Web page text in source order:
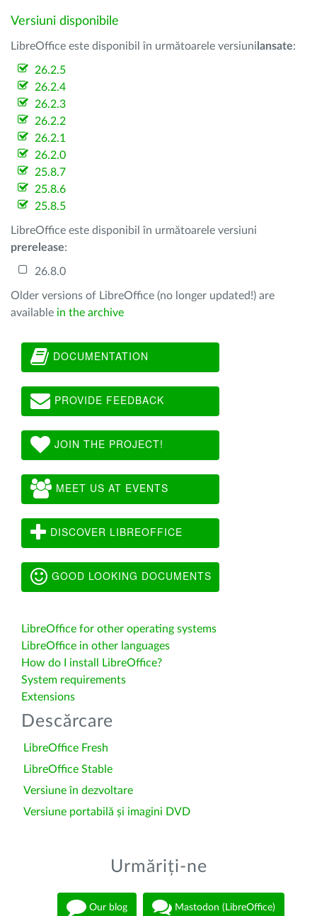
Versiuni disponibile
LibreOffice este disponibil în următoarele versiuni lansate:
26.2.5
26.2.4
26.2.3
26.2.2
26.2.1
26.2.0
25.8.7
25.8.6
25.8.5
LibreOffice este disponibil în următoarele versiuni
prerelease:
26.8.0
Older versions of LibreOffice (no longer updated!) are
available in the archive
DOCUMENTATION
PROVIDE FEEDBACK
JOIN THE PROJECT!
MEET US AT EVENTS
DISCOVER LIBREOFFICE
GOOD LOOKING DOCUMENTS
LibreOffice for other operating systems
LibreOffice in other languages
How do I install LibreOffice?
System requirements
Extensions
Descărcare
LibreOffice Fresh
LibreOffice Stable
Versiune în dezvoltare
Versiune portabilă și imagini DVD
Urmăriți-ne
Our blog Mastodon (LibreOffice)